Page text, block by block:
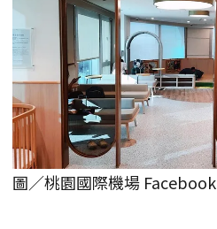
圖／桃園國際機場 Facebook